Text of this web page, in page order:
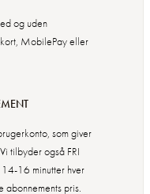
og uden
MobilePay eller
som giver
tilbyder også FRI
16 minutter hver
abonnements pris.